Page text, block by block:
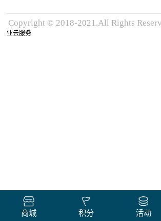
Copyright © 2018-2021.All Rights
业云服务
商城 积分 活动